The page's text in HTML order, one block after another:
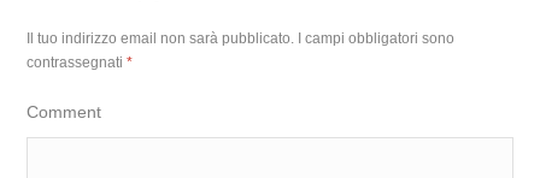
Il tuo indirizzo email non sarà pubblicato.
I campi obbligatori sono
contrassegnati*
Comment